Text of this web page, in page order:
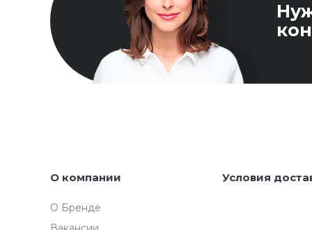
О компании
О Бренде
Условия